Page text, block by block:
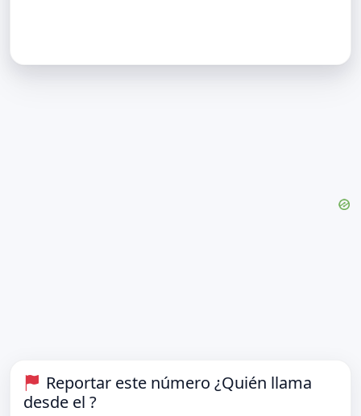
Reportar este número ¿Quién llama
desde el ?